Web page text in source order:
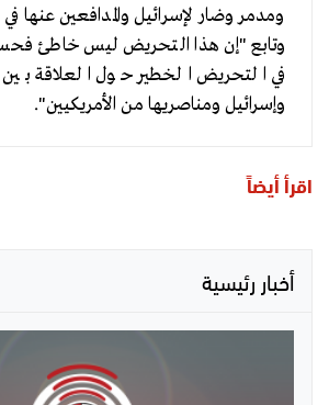
ومدمر وضار لإسرائيل والمدافعين عنها في
وتابع "إن هذا التحريض ليس خاطئ
في التحريض الخطير حول العلاقة بين
وإسرائيل ومناصريها من الأمريكيين".
اقرأ أيضاً
أخبار رئيسية